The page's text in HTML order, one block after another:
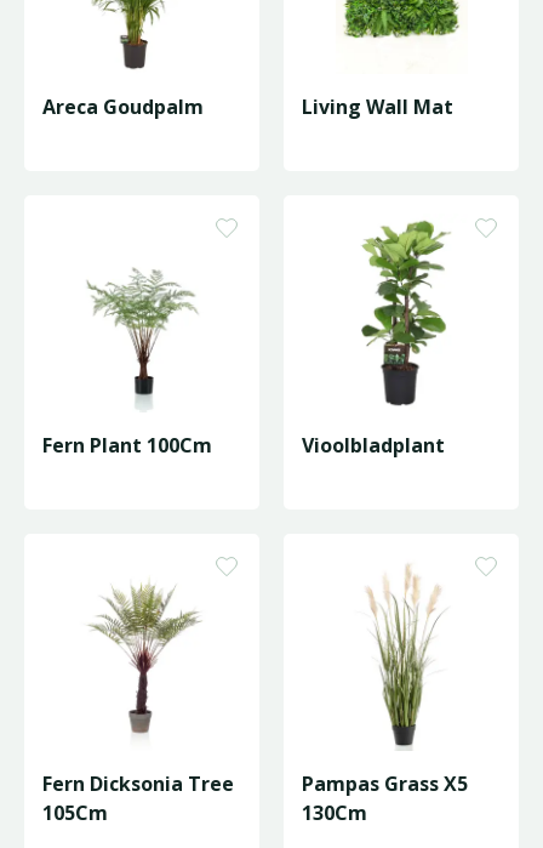
Areca Goudpalm Living Wall Mat
Fern Plant 100Cm Vioolbladplant
Fern Dicksonia Tree
105Cm
Pampas Grass X5
130Cm